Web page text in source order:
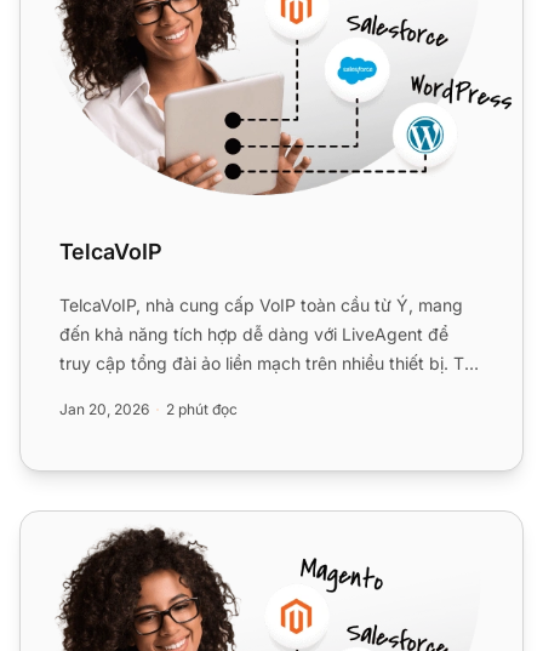
TelcaVoIP
TelcaVoIP, nhà cung cấp VoIP toàn cầu từ Ý, mang
đến khả năng tích hợp dễ dàng với LiveAgent để
truy cập tổng đài ảo liền mạch trên nhiều thiết bị. Tận
Jan 20, 2026 2 phút đọc
VoIPstudio